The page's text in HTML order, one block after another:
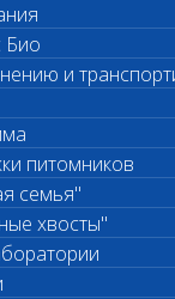
Био
и
питомников
семья"
хвосты"